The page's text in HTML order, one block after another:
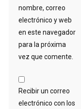
nombre, correo
electrónico y web
en este navegador
para la próxima
vez que comente.
Recibir un correo
electrónico con los